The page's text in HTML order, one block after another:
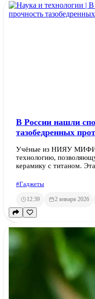
В России нашли
тазобедренных
Учёные из НИЯУ МИФИ
технологию,
керамику с титаном.
#Гаджеты
12:39 2 января 2026